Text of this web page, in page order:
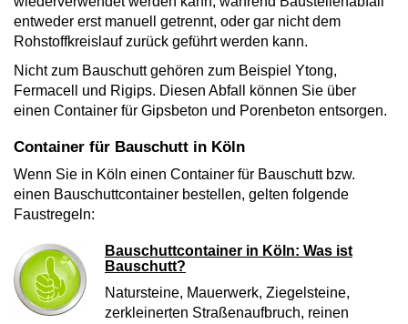
entweder erst manuell getrennt, oder gar nicht dem
Rohstoffkreislauf zurück geführt werden kann.
Nicht zum Bauschutt gehören zum Beispiel Ytong,
Fermacell und Rigips. Diesen Abfall können Sie über
einen Container für Gipsbeton und Porenbeton entsorgen.
Container für Bauschutt in Köln
Wenn Sie in Köln einen Container für Bauschutt bzw.
einen Bauschuttcontainer bestellen, gelten folgende
Faustregeln:
Bauschuttcontainer in Köln: Was ist
Bauschutt?
Natursteine, Mauerwerk, Ziegelsteine,
zerkleinerten Straßenaufbruch, reinen